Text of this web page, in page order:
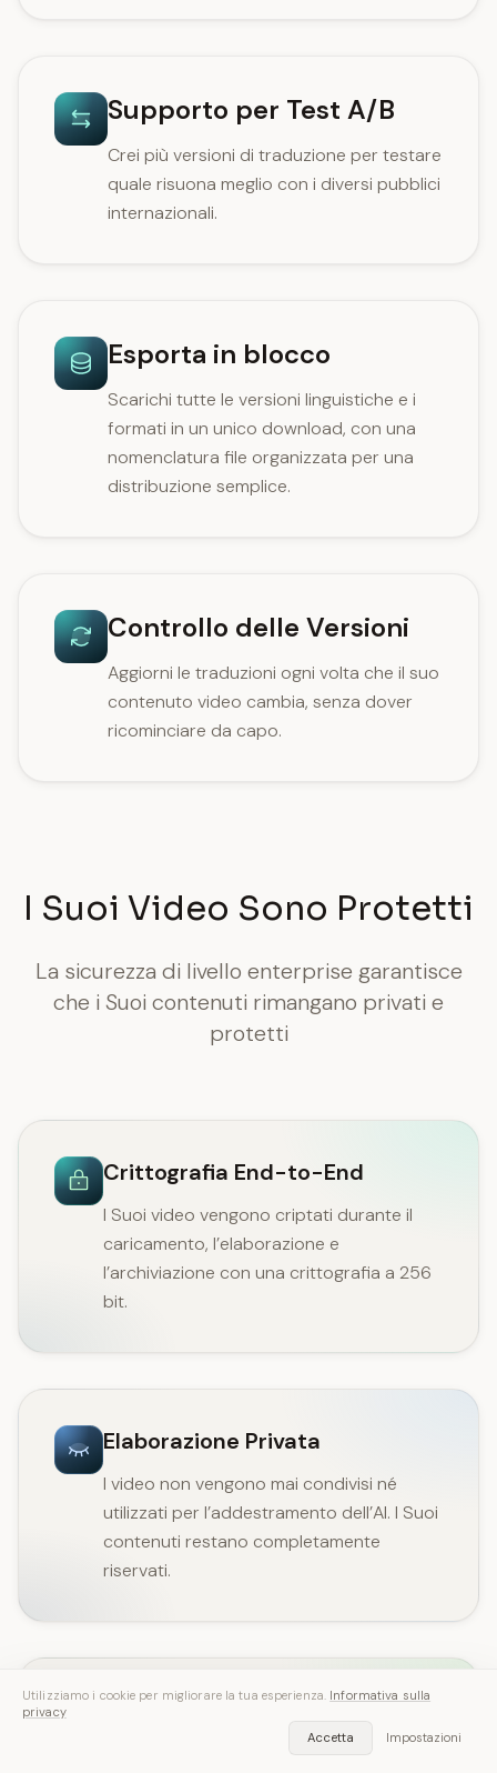
Supporto per Test A/B
Crei più versioni di traduzione per testare
quale risuona meglio con i diversi pubblici
internazionali.
Esporta in blocco
Scarichi tutte le versioni linguistiche e i
formati in un unico download, con una
nomenclatura file organizzata per una
distribuzione semplice.
Controllo delle Versioni
Aggiorni le traduzioni ogni volta che il suo
contenuto video cambia, senza dover
ricominciare da capo.
I Suoi Video Sono Protetti
La sicurezza di livello enterprise garantisce
che i Suoi contenuti rimangano privati e
protetti
Crittografia End-to-End
I Suoi video vengono criptati durante il
caricamento, l’elaborazione e
l’archiviazione con una crittografia a 256
bit.
Elaborazione Privata
I video non vengono mai condivisi né
utilizzati per l’addestramento dell’AI. I Suoi
contenuti restano completamente
riservati.
Cancellazione Automatica
I video elaborati vengono eliminati
Utilizziamo i cookie per migliorare la tua esperienza. Informativa sulla
privacy
Accetta
Impostazioni